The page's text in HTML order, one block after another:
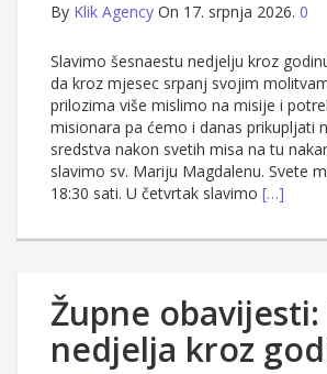
By Klik Agency On 17. srpnja 2026. 0
Slavimo šesnaestu nedjelju kroz
da kroz mjesec srpanj svojim
prilozima više mislimo na misije i
misionara pa ćemo i danas prikupljati
sredstva nakon svetih misa na tu
slavimo sv. Mariju Magdalenu. Svete
18:30 sati. U četvrtak slavimo […]
Župne obavijesti:
nedjelja kroz